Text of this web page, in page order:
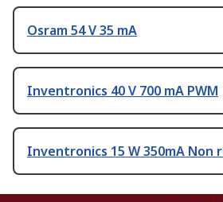
Osram 54 V 35 mA
Inventronics 40 V 700 mA PWM
Inventronics 15 W 350mA Non